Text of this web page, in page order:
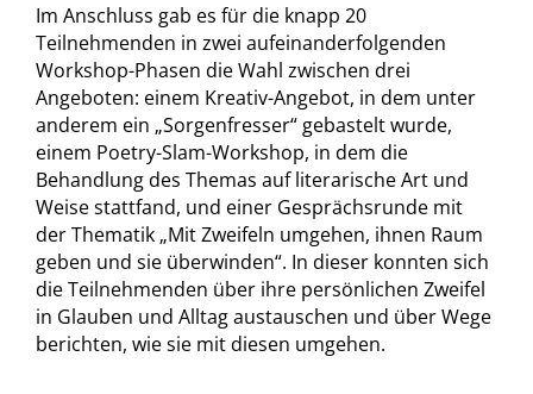
Im Anschluss gab es für die knapp 20
Teilnehmenden in zwei aufeinanderfolgenden
Workshop-Phasen die Wahl zwischen drei
Angeboten: einem Kreativ-Angebot, in dem unter
anderem ein „Sorgenfresser“ gebastelt wurde,
einem Poetry-Slam-Workshop, in dem die
Behandlung des Themas auf literarische Art und
Weise stattfand, und einer Gesprächsrunde mit
der Thematik „Mit Zweifeln umgehen, ihnen Raum
geben und sie überwinden“. In dieser konnten sich
die Teilnehmenden über ihre persönlichen Zweifel
in Glauben und Alltag austauschen und über Wege
berichten, wie sie mit diesen umgehen.